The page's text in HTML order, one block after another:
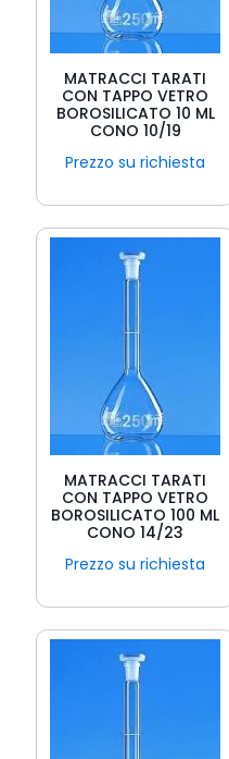
MATRACCI TARATI
CON TAPPO VETRO
BOROSILICATO 10 ML
CONO 10/19
Prezzo su richiesta
MATRACCI TARATI
CON TAPPO VETRO
BOROSILICATO 100 ML
CONO 14/23
Prezzo su richiesta